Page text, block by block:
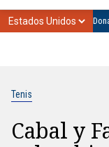
Tenis
Cabal y